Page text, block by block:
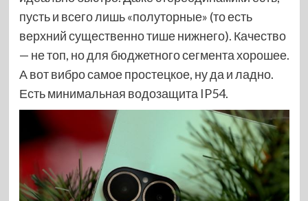
пусть и всего лишь «полуторные» (то есть
верхний существенно тише нижнего). Качество
— не топ, но для бюджетного сегмента хорошее.
А вот вибро самое простецкое, ну да и ладно.
Есть минимальная водозащита IP54.